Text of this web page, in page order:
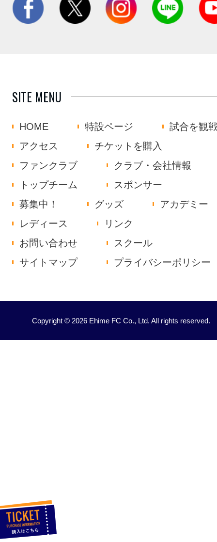
SITE MENU
HOME 特設ページ
試合を観
アクセス
チケットを購入
ファンクラブ
クラブ・会社情報
トップチーム
スポンサー
募集中！
グッズ
アカデミー
レディース
リンク
お問い合わせ
スクール
サイトマップ
プライバシーポリシー
Copyright © 2026 Ehime FC Co., Ltd. All rights reserved.